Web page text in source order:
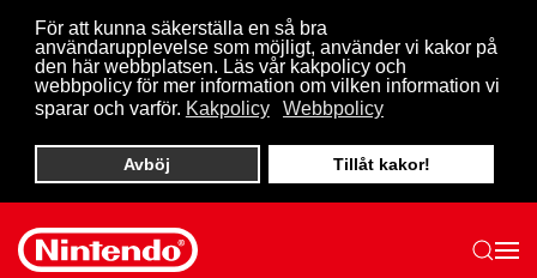
För att kunna säkerställa en så bra
användarupplevelse som möjligt, använder vi kakor på
den här webbplatsen. Läs vår kakpolicy och
webbpolicy för mer information om vilken information vi
sparar och varför. Kakpolicy Webbpolicy
Avböj Tillåt kakor!
Skip to main content